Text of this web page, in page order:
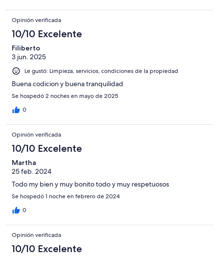
Opinión verificada
10/10 Excelente
Filiberto
3 jun. 2025
Le gustó: Limpieza, servicios, condiciones de la propiedad
Buena codicion y buena tranquilidad
Se hospedó 2 noches en mayo de 2025
0
Opinión verificada
10/10 Excelente
Martha
25 feb. 2024
Todo my bien y muy bonito todo y muy respetuosos
Se hospedó 1 noche en febrero de 2024
0
Opinión verificada
10/10 Excelente